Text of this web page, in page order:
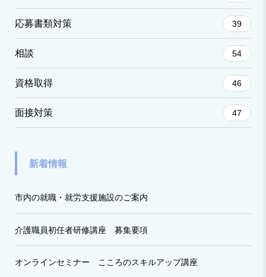
応募書類対策 39
相談 54
資格取得 46
面接対策 47
新着情報
市内の就職・就労支援施設のご案内
介護職員初任者研修講座 募集要項
オンラインセミナー こころのスキルアップ講座